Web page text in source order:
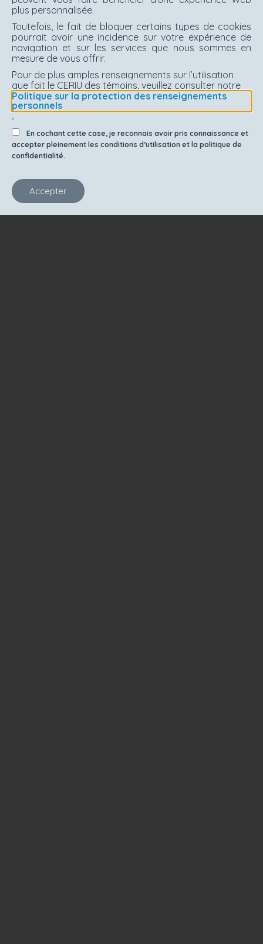
plus personnalisée.
Toutefois, le fait de bloquer certains types de cookies
pourrait avoir une incidence sur votre expérience de
navigation et sur les services que nous sommes en
mesure de vous offrir.
Pour de plus amples renseignements sur l’utilisation
que fait le CERIU des témoins, veuillez consulter notre
Politique sur la protection des renseignements
personnels
.
En cochant cette case, je reconnais avoir pris connaissance et
accepter pleinement les conditions d’utilisation et la politique de
confidentialité.
Accepter